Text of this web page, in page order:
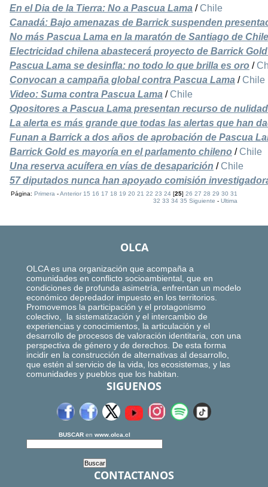
En el Dia de la Tierra: No a Pascua Lama / Chile
Canadá: Bajo amenazas de Barrick suspenden
No más Pascua Lama en la maratón de Santiago de Chile
Electricidad chilena abastecerá proyecto de Barrick
Pascua Lama se desinfla: no todo lo que brilla es oro /
Convocan a campaña global contra Pascua Lama / Chile
Video: Suma contra Pascua Lama / Chile
Opositores a Pascua Lama presentan recurso de nulidad
La alerta es más grande que todas las alertas que han
Funan a Barrick a dos años de aprobación de Pascua
Barrick Gold es mayoría en el parlamento chileno / Chile
Una reserva acuífera en vías de desaparición / Chile
57 diputados nunca han apoyado comisión
Página:Primera -Anterior 15 16 17 18 19 20 21 22 23 24 [25]26 27 28 29 30 31
32 33 34 35 Siguiente -Ultima
OLCA
OLCA es una organización que acompaña a
comunidades en conflicto socioambiental, que en
condiciones de profunda asimetría, enfrentan un modelo
económico depredador impuesto en los territorios.
Promovemos la participación y el protagonismo
colectivo, la sistematización y el intercambio de
experiencias y conocimientos, la articulación y el
desarrollo de procesos de valoración identitaria, con una
perspectiva de género y de derechos. De esta forma
incidir en la construcción de alternativas al desarrollo,
que estén al servicio de la vida, los ecosistemas, y las
comunidades y pueblos que los habitan.
SIGUENOS
BUSCAR en www.olca.cl
CONTACTANOS